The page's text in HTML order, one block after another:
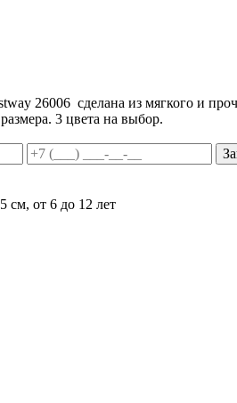
26006 сделана из мягкого и
3 цвета на выбор.
см, от 6 до 12 лет